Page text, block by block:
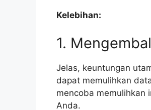
Kelebihan:
1.
Jelas, keuntungan
dapat memulihkan
mencoba memulihkan
Anda.